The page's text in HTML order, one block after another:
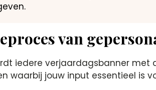
van
iedere verjaardagsbanner
waarbij jouw input essentieel is